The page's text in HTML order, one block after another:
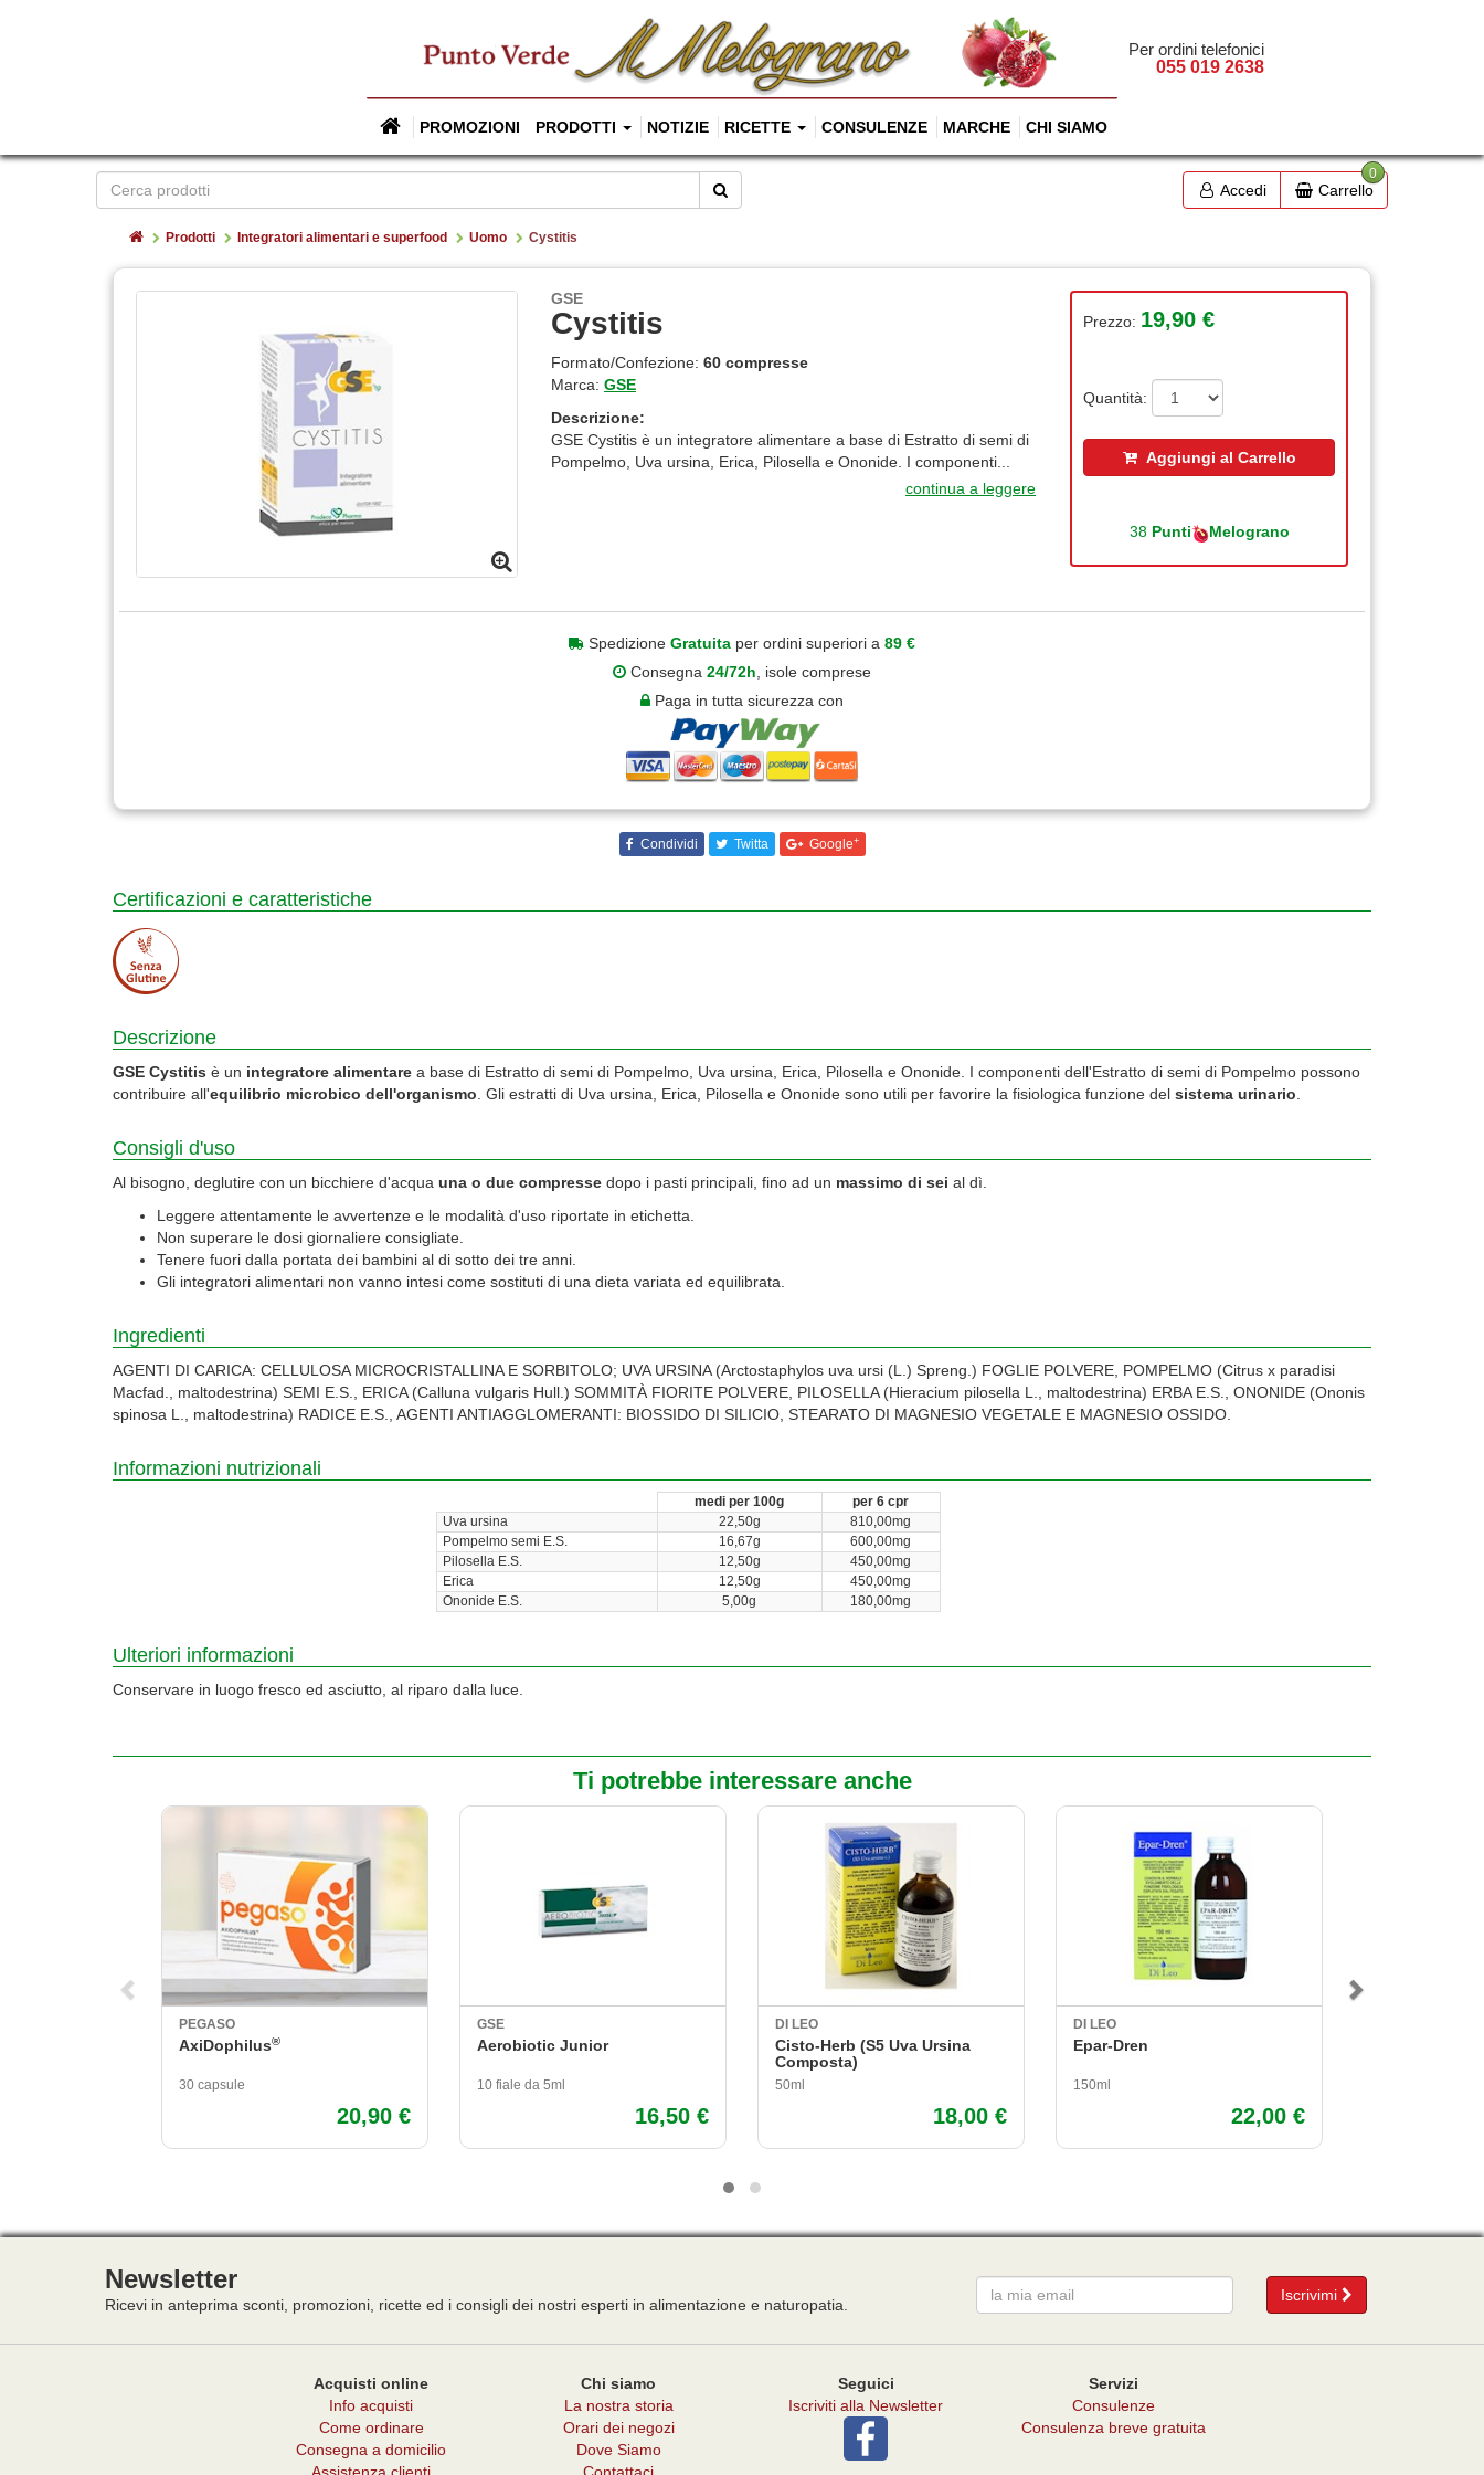
Per ordini telefonici
055 019 2638
PROMOZIONI PRODOTTI NOTIZIE RICETTE CONSULENZE MARCHE CHI SIAMO
Accedi
0
Carrello
HomeProdotti Integratori alimentari e superfood Uomo Cystitis
GSE
Cystitis
Formato/Confezione: 60 compresse
Marca: GSE
Descrizione:
GSE Cystitis è un integratore alimentare a base di Estratto di semi di
Pompelmo, Uva ursina, Erica, Pilosella e Ononide. I componenti...
continua a leggere
Prezzo: 19,90 €
Quantità:
Aggiungi al Carrello
38 Punti Melograno
Spedizione Gratuita per ordini superiori a 89 €
Consegna 24/72h , isole comprese
Paga in tutta sicurezza con
Condividi Twitta Google+
Certificazioni e caratteristiche
Descrizione
GSE Cystitis è un integratore alimentare a base di Estratto di semi di Pompelmo, Uva ursina, Erica, Pilosella e Ononide. I componenti dell'Estratto di semi di Pompelmo possono
contribuire all'equilibrio microbico dell'organismo . Gli estratti di Uva ursina, Erica, Pilosella e Ononide sono utili per favorire la fisiologica funzione del sistema urinario
Consigli d'uso
Al bisogno, deglutire con un bicchiere d'acqua una o due compresse dopo i pasti principali, fino ad un massimo di sei al dì.
Leggere attentamente le avvertenze e le modalità d'uso riportate in etichetta.
Non superare le dosi giornaliere consigliate.
Tenere fuori dalla portata dei bambini al di sotto dei tre anni.
Gli integratori alimentari non vanno intesi come sostituti di una dieta variata ed equilibrata.
Ingredienti
AGENTI DI CARICA: CELLULOSA MICROCRISTALLINA E SORBITOLO; UVA URSINA (Arctostaphylos uva ursi (L.) Spreng.) FOGLIE POLVERE, POMPELMO (Citrus x paradisi
Macfad., maltodestrina) SEMI E.S., ERICA (Calluna vulgaris Hull.) SOMMITÀ FIORITE POLVERE, PILOSELLA (Hieracium pilosella L., maltodestrina) ERBA E.S., ONONIDE (Ononis
spinosa L., maltodestrina) RADICE E.S., AGENTI ANTIAGGLOMERANTI: BIOSSIDO DI SILICIO, STEARATO DI MAGNESIO VEGETALE E MAGNESIO OSSIDO.
Informazioni nutrizionali
medi per 100g
per 6 cpr
Uva ursina
22,50g
810,00mg
Pompelmo semi E.S.
16,67g
600,00mg
Pilosella E.S.
12,50g
450,00mg
Erica
12,50g
450,00mg
Ononide E.S.
5,00g 180,00mg
Ulteriori informazioni
Conservare in luogo fresco ed asciutto, al riparo dalla luce.
Ti potrebbe interessare anche
PEGASO
AxiDophilus®
30 capsule
20,90 €
GSE
Aerobiotic Junior
10 fiale da 5ml
16,50 €
DI LEO
Cisto-Herb (S5 Uva Ursina
Composta)
50ml
18,00 €
DI LEO
Epar-Dren
150ml
22,00 €
Newsletter
Ricevi in anteprima sconti, promozioni, ricette ed i consigli dei nostri esperti in alimentazione e naturopatia.
Email Iscrivimi
Acquisti online
Info acquisti
Come ordinare
Consegna a domicilio
Chi siamo
La nostra storia
Orari dei negozi
Dove Siamo
Seguici
Iscriviti alla Newsletter
Servizi
Consulenze
Consulenza breve gratuita